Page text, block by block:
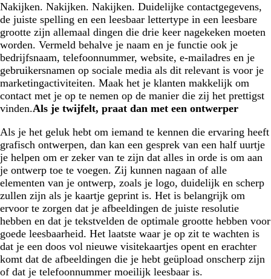
Nakijken. Nakijken. Nakijken. Duidelijke contactgegevens,
de juiste spelling en een leesbaar lettertype in een leesbare
grootte zijn allemaal dingen die drie keer nagekeken moeten
worden. Vermeld behalve je naam en je functie ook je
bedrijfsnaam, telefoonnummer, website, e-mailadres en je
gebruikersnamen op sociale media als dit relevant is voor je
marketingactiviteiten. Maak het je klanten makkelijk om
contact met je op te nemen op de manier die zij het prettigst
vinden.Als je twijfelt, praat dan met een ontwerper
Als je het geluk hebt om iemand te kennen die ervaring heeft
grafisch ontwerpen, dan kan een gesprek van een half uurtje
je helpen om er zeker van te zijn dat alles in orde is om aan
je ontwerp toe te voegen. Zij kunnen nagaan of alle
elementen van je ontwerp, zoals je logo, duidelijk en scherp
zullen zijn als je kaartje geprint is. Het is belangrijk om
ervoor te zorgen dat je afbeeldingen de juiste resolutie
hebben en dat je tekstvelden de optimale grootte hebben voor
goede leesbaarheid. Het laatste waar je op zit te wachten is
dat je een doos vol nieuwe visitekaartjes opent en erachter
komt dat de afbeeldingen die je hebt geüpload onscherp zijn
of dat je telefoonnummer moeilijk leesbaar is.